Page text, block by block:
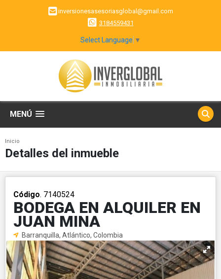
inversionesasesoriasglobal@gmail.com
3184559431
Select Language ▼
MENÚ
Inicio
Detalles del inmueble
Código. 7140524
BODEGA EN ALQUILER EN
JUAN MINA
Barranquilla, Atlántico, Colombia